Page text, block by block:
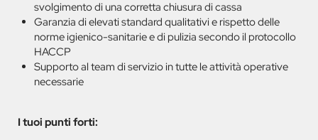
svolgimento di una corretta chiusura di cassa
Garanzia di elevati standard qualitativi e rispetto delle
norme igienico-sanitarie e di pulizia secondo il protocollo
HACCP
Supporto al team di servizio in tutte le attività operative
necessarie
I tuoi punti forti: